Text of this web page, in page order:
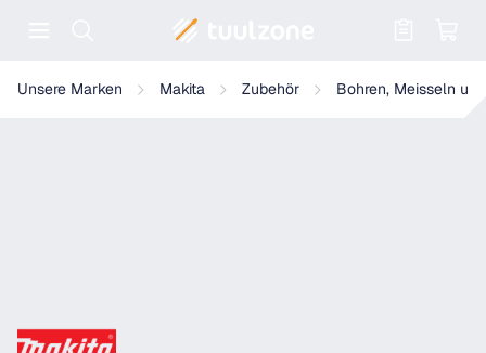
Unsere Marken Makita Zubehör Bohren, Meisseln
Makita Getriebefett - P-08361